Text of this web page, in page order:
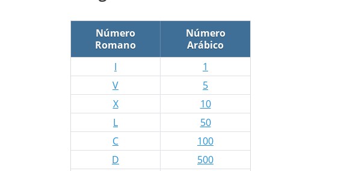
Número
Romano
Número
Arábico
I
1
V
5
X
10
L
50
C
100
D
500